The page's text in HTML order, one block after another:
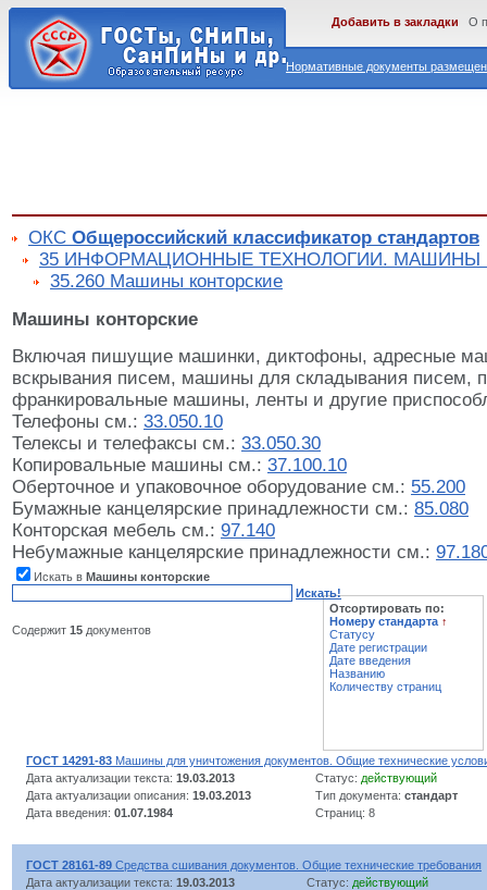
Нормативные документы
Добавить в закладки О
ОКС Общероссийский классификатор стандартов
35 ИНФОРМАЦИОННЫЕ ТЕХНОЛОГИИ. МАШИНЫ
35.260 Машины конторские
Машины конторские
Включая пишущие машинки, диктофоны, адресные
вскрывания писем, машины для складывания писем,
франкировальные машины, ленты и другие
Телефоны см.: 33.050.10
Телексы и телефаксы см.: 33.050.30
Копировальные машины см.: 37.100.10
Оберточное и упаковочное оборудование см.: 55.200
Бумажные канцелярские принадлежности см.: 85.080
Конторская мебель см.: 97.140
Небумажные канцелярские принадлежности см.:
Искать в Машины конторские
Искать!
Содержит 15 документов
Отсортировать по:
Номеру стандарта ↑
Статусу
Дате регистрации
Дате введения
Названию
Количеству страниц
ГОСТ 14291-83 Машины для уничтожения документов. Общие технические
Дата актуализации текста: 19.03.2013 Статус: действующий
Дата актуализации описания: 19.03.2013 Тип документа: стандарт
Дата введения: 01.07.1984 Страниц: 8
ГОСТ 28161-89 Средства сшивания документов. Общие технические требования
Дата актуализации текста: 19.03.2013 Статус: действующий